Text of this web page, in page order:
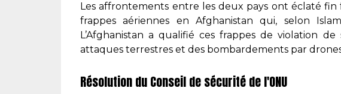
Les affrontements entre les deux pays ont éclaté
frappes aériennes en Afghanistan qui, selon
L’Afghanistan a qualifié ces frappes de violation
attaques terrestres et des bombardements par
Résolution du Conseil de sécurité de l'ONU